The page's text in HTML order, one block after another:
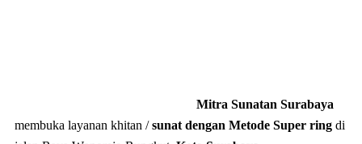
Mitra Sunatan Surabaya
membuka layanan khitan /sunat dengan Metode Super ring di